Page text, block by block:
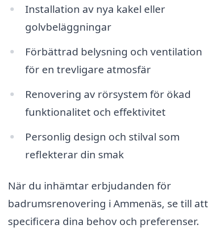
Installation av nya kakel eller
golvbeläggningar
Förbättrad belysning och ventilation
för en trevligare atmosfär
Renovering av rörsystem för ökad
funktionalitet och effektivitet
Personlig design och stilval som
reflekterar din smak
När du inhämtar erbjudanden för
badrumsrenovering i Ammenäs, se till att
specificera dina behov och preferenser.